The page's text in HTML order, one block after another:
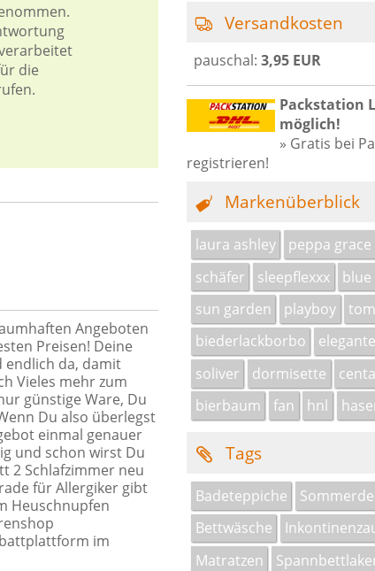
die
Angeboten
Preisen! Deine
endlich da, damit
Vieles mehr zum
günstige Ware, Du
Du also überlegst
einmal genauer
und schon wirst Du
2 Schlafzimmer neu
für Allergiker gibt
Heuschnupfen
im
Versandkosten
pauschal: 3,95 EUR
Packstation
möglich!
» Gratis bei
registrieren!
Markenüberblick
laura ashley peppa grace
schäfer
sleepflexxx
blue
sun garden
playboy
biederlackborbo
elegante
soliver
dormisette
bierbaum
fan hnl
Tags
Badeteppiche
Bettwäsche
Matratzen